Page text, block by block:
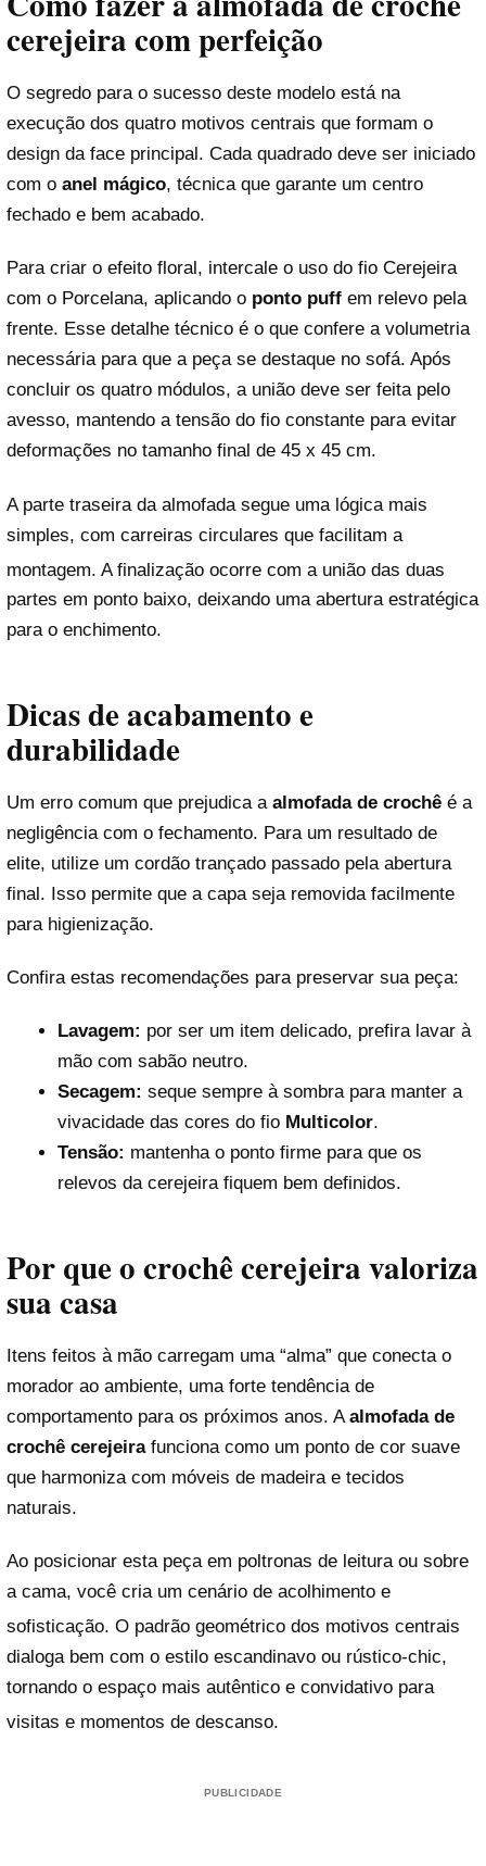
cerejeira com perfeição
O segredo para o sucesso deste modelo está na
execução dos quatro motivos centrais que formam o
design da face principal. Cada quadrado deve ser iniciado
com o anel mágico, técnica que garante um centro
fechado e bem acabado.
Para criar o efeito floral, intercale o uso do fio Cerejeira
com o Porcelana, aplicando o ponto puff em relevo pela
frente. Esse detalhe técnico é o que confere a volumetria
necessária para que a peça se destaque no sofá. Após
concluir os quatro módulos, a união deve ser feita pelo
avesso, mantendo a tensão do fio constante para evitar
deformações no tamanho final de 45 x 45 cm.
A parte traseira da almofada segue uma lógica mais
simples, com carreiras circulares que facilitam a
montagem. A finalização ocorre com a união das duas
partes em ponto baixo, deixando uma abertura estratégica
para o enchimento.
Dicas de acabamento e
durabilidade
Um erro comum que prejudica a almofada de crochê é a
negligência com o fechamento. Para um resultado de
elite, utilize um cordão trançado passado pela abertura
final. Isso permite que a capa seja removida facilmente
para higienização.
Confira estas recomendações para preservar sua peça:
Lavagem: por ser um item delicado, prefira lavar à
mão com sabão neutro.
Secagem: seque sempre à sombra para manter a
vivacidade das cores do fio Multicolor.
Tensão: mantenha o ponto firme para que os
relevos da cerejeira fiquem bem definidos.
Por que o crochê cerejeira valoriza
sua casa
Itens feitos à mão carregam uma “alma” que conecta o
morador ao ambiente, uma forte tendência de
comportamento para os próximos anos. Aalmofada de
crochê cerejeirafunciona como um ponto de cor suave
que harmoniza com móveis de madeira e tecidos
naturais.
Ao posicionar esta peça em poltronas de leitura ou sobre
a cama, você cria um cenário de acolhimento e
sofisticação. O padrão geométrico dos motivos centrais
dialoga bem com o estilo escandinavo ou rústico-chic,
tornando o espaço mais autêntico e convidativo para
visitas e momentos de descanso.
PUBLICIDADE